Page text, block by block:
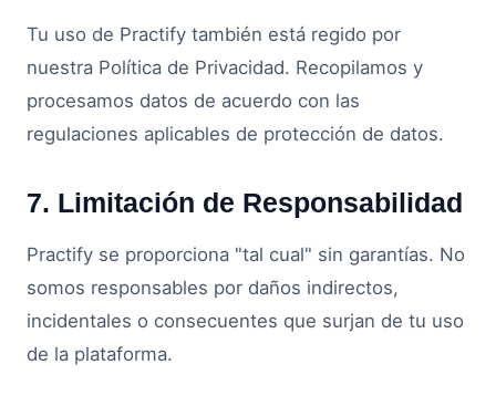
Tu uso de Practify también está regido por
nuestra Política de Privacidad. Recopilamos y
procesamos datos de acuerdo con las
regulaciones aplicables de protección de datos.
7. Limitación de Responsabilidad
Practify se proporciona "tal cual" sin garantías. No
somos responsables por daños indirectos,
incidentales o consecuentes que surjan de tu uso
de la plataforma.